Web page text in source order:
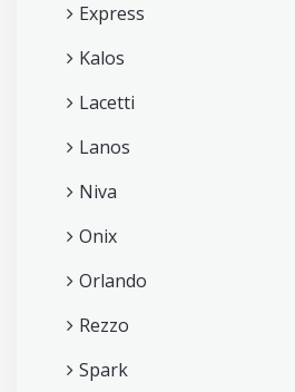
Express
Kalos
Lacetti
Lanos
Niva
Onix
Orlando
Rezzo
Spark